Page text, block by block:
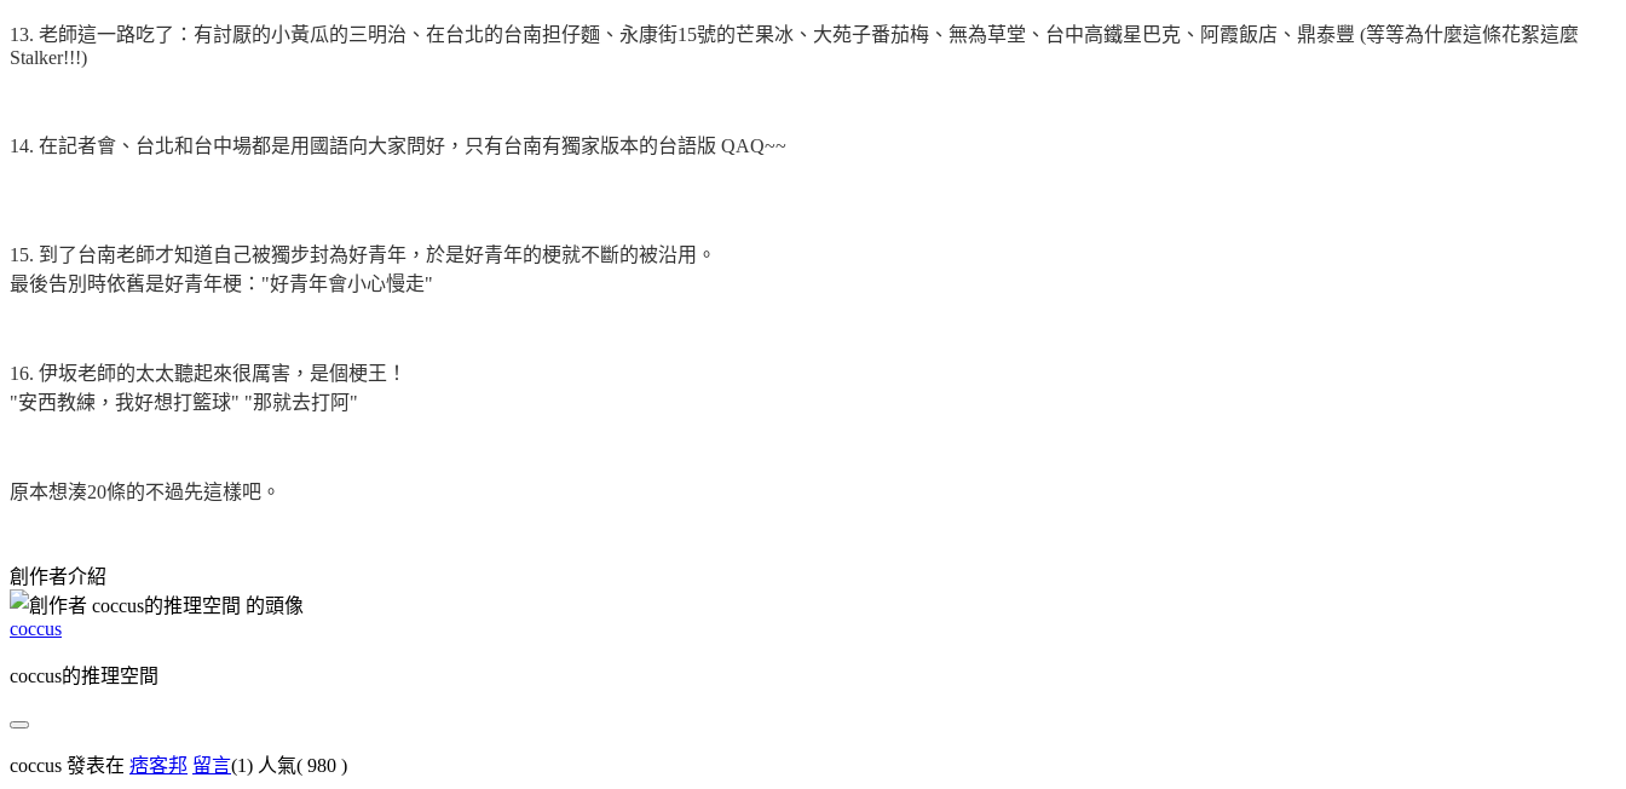
13. 老師這一路吃了：有討厭的小黃瓜的三明治、在台北的台南担仔麵、永康街15號的芒果冰、大苑子番茄梅、無為草堂、台中高鐵星巴克、阿霞飯店、鼎泰豐 (等等為什麼這條花絮這麼
Stalker!!!)
14. 在記者會、台北和台中場都是用國語向大家問好，只有台南有獨家版本的台語版 QAQ~~
15. 到了台南老師才知道自己被獨步封為好青年，於是好青年的梗就不斷的被沿用。
最後告別時依舊是好青年梗："好青年會小心慢走"
16. 伊坂老師的太太聽起來很厲害，是個梗王！
"安西教練，我好想打籃球" "那就去打阿"
原本想湊20條的不過先這樣吧。
創作者介紹
coccus
coccus的推理空間
coccus 發表在 痞客邦 留言(1) 人氣( 980 )